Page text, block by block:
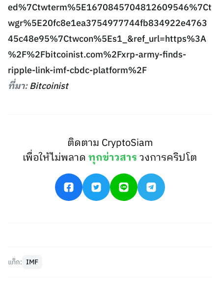
ed%7Ctwterm%5E1670845704812609546%7Ct
wgr%5E20fc8e1ea3754977744fb834922e4763
45c48e95%7Ctwcon%5Es1_&ref_url=https%3A
%2F%2Fbitcoinist.com%2Fxrp-army-finds-
ripple-link-imf-cbdc-platform%2F
ที่มา:Bitcoinist
ติดตาม CryptoSiam
เพื่อให้ไม่พลาดทุกข่าวสารวงการคริปโต
แท็ก: IMF